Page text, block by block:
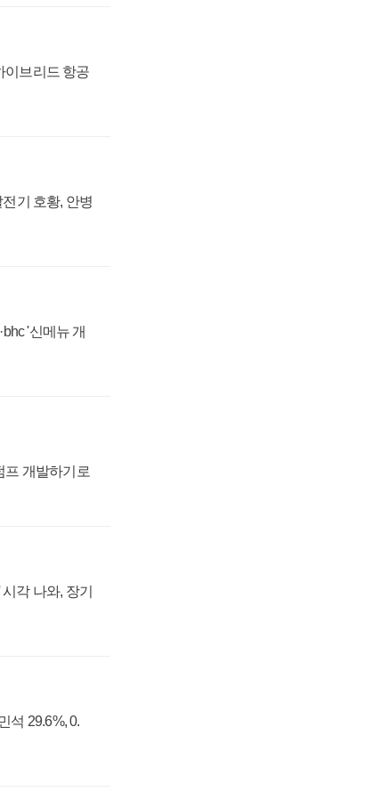
이브리드 항공
기 호황, 안병
'신메뉴 개
프 개발하기로
각 나와, 장기
석 29.6%, 0.